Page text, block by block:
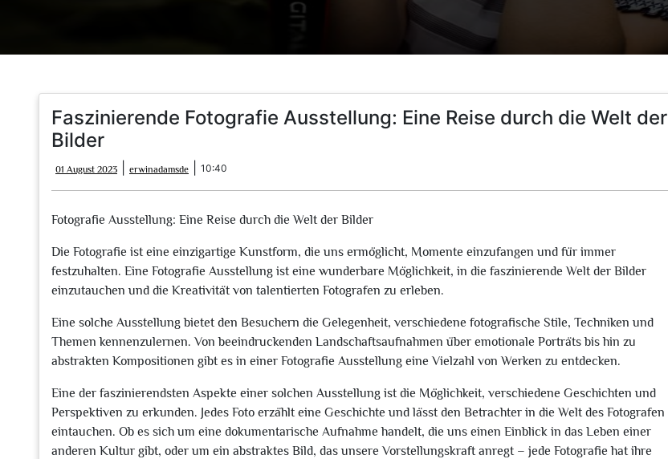
Faszinierende Fotografie Ausstellung: Eine Reise durch die Welt der
Bilder
01 August 2023
August
2023
erwinadamsde erwinadamsde
10:40
Fotografie Ausstellung: Eine Reise durch die Welt der Bilder
Die Fotografie ist eine einzigartige Kunstform, die uns ermöglicht, Momente einzufangen und für immer
festzuhalten. Eine Fotografie Ausstellung ist eine wunderbare Möglichkeit, in die faszinierende Welt der Bilder
einzutauchen und die Kreativität von talentierten Fotografen zu erleben.
Eine solche Ausstellung bietet den Besuchern die Gelegenheit, verschiedene fotografische Stile, Techniken und
Themen kennenzulernen. Von beeindruckenden Landschaftsaufnahmen über emotionale Porträts bis hin zu
abstrakten Kompositionen gibt es in einer Fotografie Ausstellung eine Vielzahl von Werken zu entdecken.
Eine der faszinierendsten Aspekte einer solchen Ausstellung ist die Möglichkeit, verschiedene Geschichten und
Perspektiven zu erkunden. Jedes Foto erzählt eine Geschichte und lässt den Betrachter in die Welt des Fotografen
eintauchen. Ob es sich um eine dokumentarische Aufnahme handelt, die uns einen Einblick in das Leben einer
anderen Kultur gibt, oder um ein abstraktes Bild, das unsere Vorstellungskraft anregt – jede Fotografie hat ihre